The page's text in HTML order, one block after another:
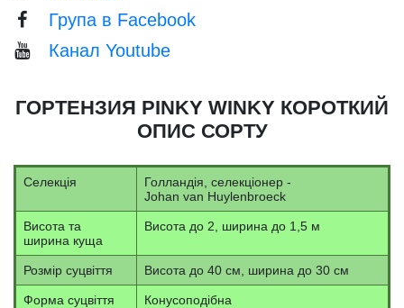
Група в Facebook
Канал Youtube
ГОРТЕНЗИЯ PINKY WINKY КОРОТКИЙ
ОПИС СОРТУ
Селекція
Голландія, селекціонер -
Johan van Huylenbroeck
Висота та
ширина куща
Висота до 2, ширина до 1,5 м
Розмір суцвіття Висота до 40 см, ширина до 30 см
Форма суцвіття Конусоподібна